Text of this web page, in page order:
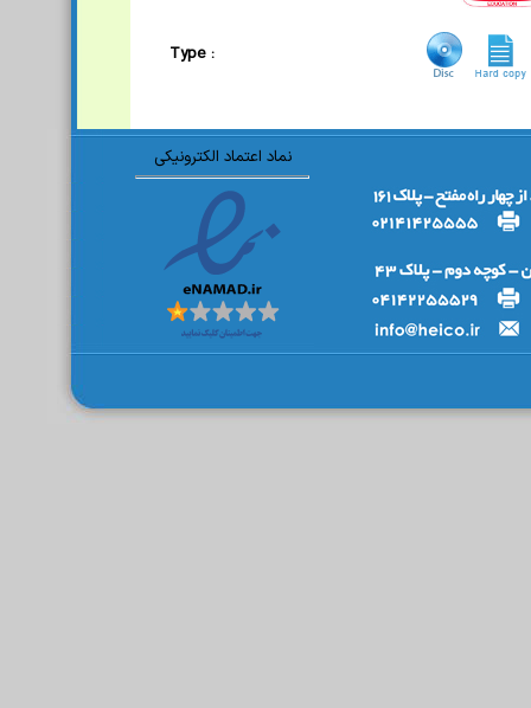
Type :
نماد اعتماد الکترونیکی